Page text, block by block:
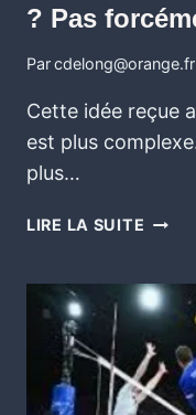
? Pas
Parcdelong@orange.fr
Cette idée reçue
est plus
plus…
LIRE LA SUITE